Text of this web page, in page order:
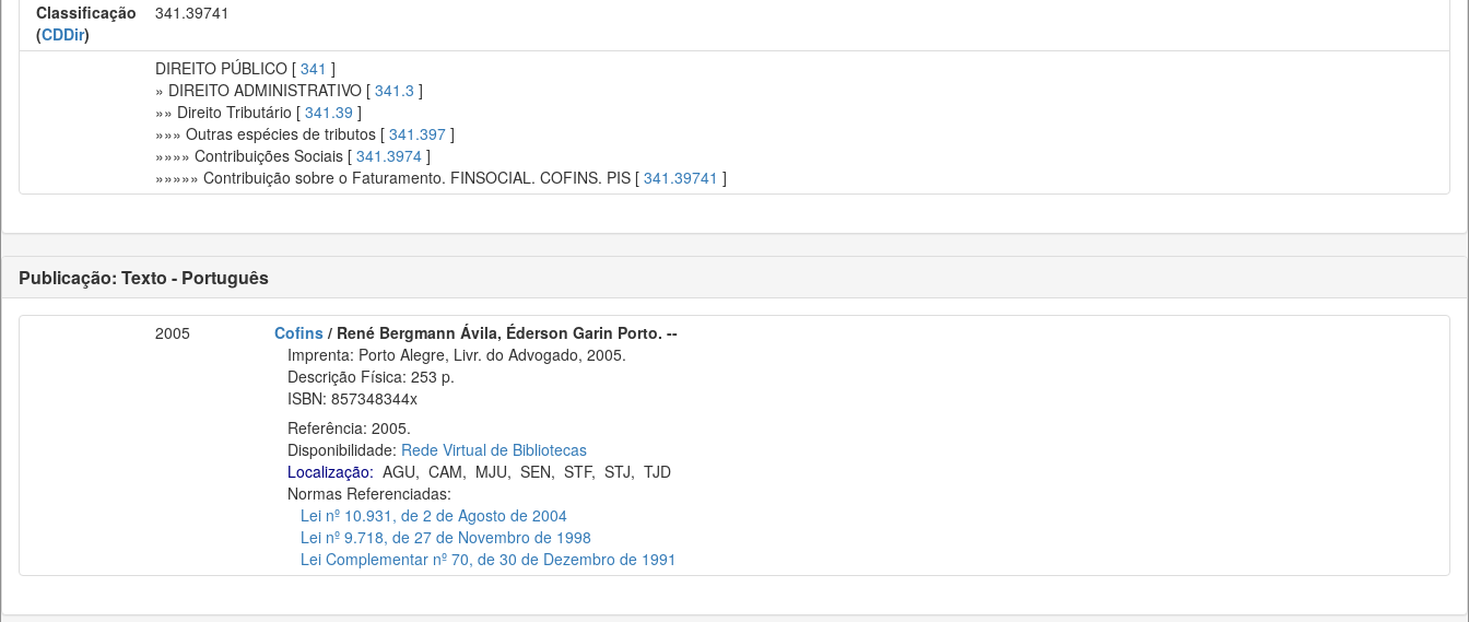
Classificação
(CDDir)
341.39741
DIREITO PÚBLICO [ 341 ]
» DIREITO ADMINISTRATIVO [ 341.3 ]
»» Direito Tributário [ 341.39 ]
»»» Outras espécies de tributos [ 341.397 ]
»»»» Contribuições Sociais [ 341.3974 ]
»»»»» Contribuição sobre o Faturamento. FINSOCIAL. COFINS. PIS [ 341.39741 ]
Publicação: Texto - Português
2005 Cofins / René Bergmann Ávila, Éderson Garin Porto. --
Imprenta: Porto Alegre, Livr. do Advogado, 2005.
Descrição Física: 253 p.
ISBN: 857348344x
Referência: 2005.
Disponibilidade: Rede Virtual de Bibliotecas
Localização: AGU, CAM, MJU, SEN, STF, STJ, TJD
Normas Referenciadas:
Lei nº 10.931, de 2 de Agosto de 2004
Lei nº 9.718, de 27 de Novembro de 1998
Lei Complementar nº 70, de 30 de Dezembro de 1991